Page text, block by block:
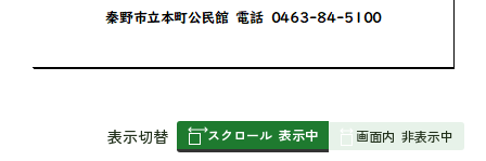
表
表示切替 スクロール 表示中 画面内 非表示中